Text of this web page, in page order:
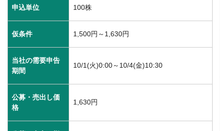
申込単位 100株
仮条件 1,500円～1,630円
当社の需要申告
期間
10/1(火)0:00～10/4(金)10:30
公募・売出し価
格
1,630円